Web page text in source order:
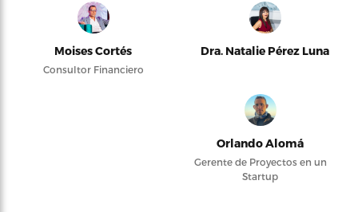
Moises Cortés
Consultor Financiero
Dra. Natalie Pérez Luna
Orlando Alomá
Gerente de Proyectos en un
Startup